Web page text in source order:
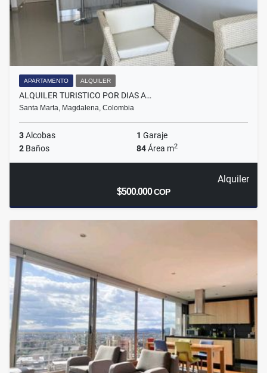
APARTAMENTO ALQUILER
ALQUILER TURISTICO POR DIAS A…
Santa Marta, Magdalena, Colombia
3Alcobas 1 Garaje
2 Baños 84Área m2
Alquiler
$500.000COP